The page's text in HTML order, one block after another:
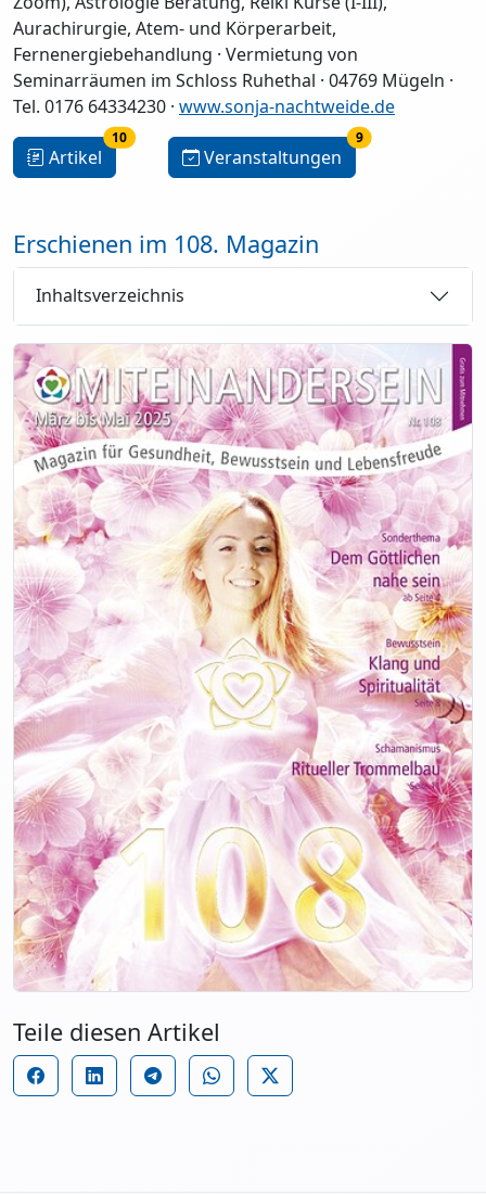
Aurachirurgie, Atem- und Körperarbeit,
Fernenergiebehandlung · Vermietung von
Seminarräumen im Schloss Ruhethal · 04769 Mügeln ·
Tel. 0176 64334230 · www.sonja-nachtweide.de
Artikel
10
Veranstaltungen
9
Erschienen im 108. Magazin
Inhaltsverzeichnis
Teile diesen Artikel